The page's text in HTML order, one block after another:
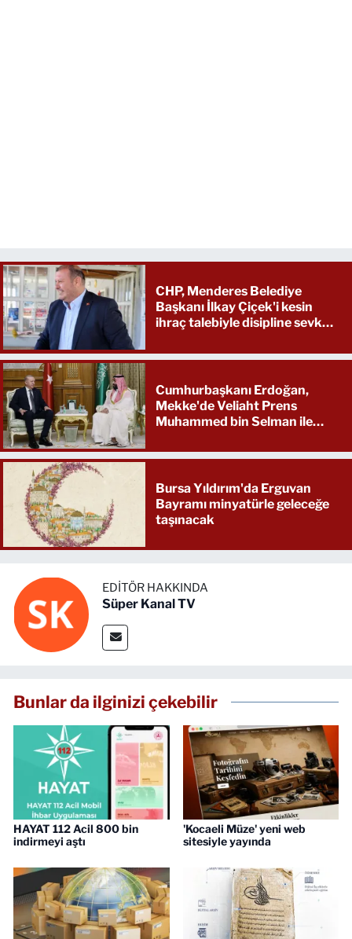
CHP, Menderes Belediye
Başkanı İlkay Çiçek'i kesin
ihraç talebiyle disipline sevk
Cumhurbaşkanı Erdoğan,
Mekke'de Veliaht Prens
Muhammed bin Selman ile
Bursa Yıldırım'da Erguvan
Bayramı minyatürle geleceğe
taşınacak
EDITÖR HAKKINDA
Süper Kanal TV
Bunlar da ilginizi çekebilir
HAYAT 112 Acil 800 bin
indirmeyi aştı
'Kocaeli Müze' yeni web
sitesiyle yayında